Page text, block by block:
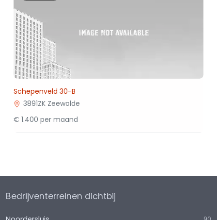
Schepenveld 30-B
3891ZK Zeewolde
€ 1.400 per maand
Bedrijventerreinen dichtbij